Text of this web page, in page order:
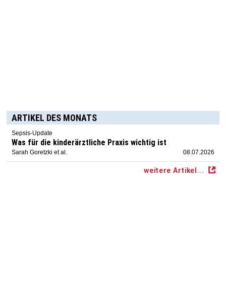
ARTIKEL DES MONATS
Sepsis-Update
Was für die kinderärztliche Praxis wichtig ist
Sarah Goretzki et al. 08.07.2026
weitere Artikel...